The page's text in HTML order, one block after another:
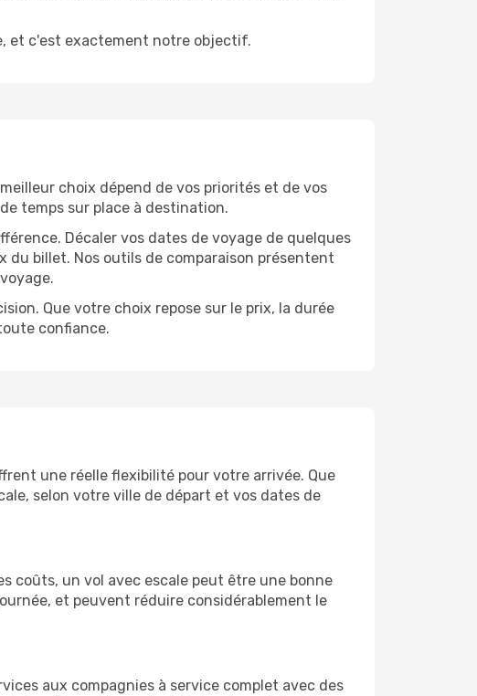
et c'est exactement notre objectif.
choix dépend de vos priorités et de vos
temps sur place à destination.
Décaler vos dates de voyage de quelques
billet. Nos outils de comparaison présentent
Que votre choix repose sur le prix, la durée
confiance.
une réelle flexibilité pour votre arrivée. Que
selon votre ville de départ et vos dates de
coûts, un vol avec escale peut être une bonne
et peuvent réduire considérablement le
aux compagnies à service complet avec des